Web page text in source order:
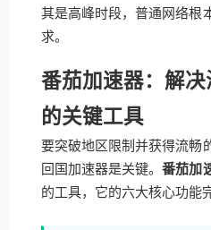
其是高峰时段，普通网络根
求。
番茄加速器：解
的关键工具
要突破地区限制并获得流畅
回国加速器是关键。番茄加
的工具，它的六大核心功能